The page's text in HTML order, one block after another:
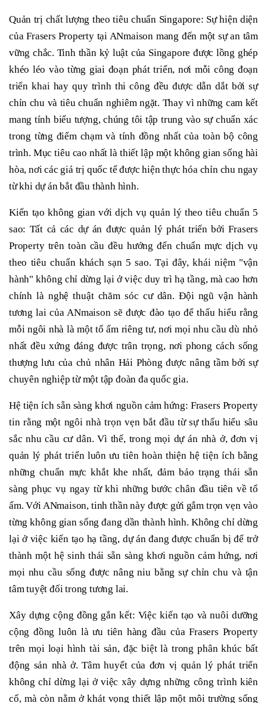
Quản trị chất lượng theo tiêu chuẩn Singapore: Sự hiện diện
của Frasers Property tại ANmaison mang đến một sự an tâm
vững chắc. Tinh thần kỷ luật của Singapore được lồng ghép
khéo léo vào từng giai đoạn phát triển, nơi mỗi công đoạn
triển khai hay quy trình thi công đều được dẫn dắt bởi sự
chỉn chu và tiêu chuẩn nghiêm ngặt. Thay vì những cam kết
mang tính biểu tượng, chúng tôi tập trung vào sự chuẩn xác
trong từng điểm chạm và tính đồng nhất của toàn bộ công
trình. Mục tiêu cao nhất là thiết lập một không gian sống hài
hòa, nơi các giá trị quốc tế được hiện thực hóa chỉn chu ngay
từ khi dự án bắt đầu thành hình.
Kiến tạo không gian với dịch vụ quản lý theo tiêu chuẩn 5
sao: Tất cả các dự án được quản lý phát triển bởi Frasers
Property trên toàn cầu đều hướng đến chuẩn mực dịch vụ
theo tiêu chuẩn khách sạn 5 sao. Tại đây, khái niệm "vận
hành" không chỉ dừng lại ở việc duy trì hạ tầng, mà cao hơn
chính là nghệ thuật chăm sóc cư dân. Đội ngũ vận hành
tương lai của ANmaison sẽ được đào tạo để thấu hiểu rằng
mỗi ngôi nhà là một tổ ấm riêng tư, nơi mọi nhu cầu dù nhỏ
nhất đều xứng đáng được trân trọng, nơi phong cách sống
thượng lưu của chủ nhân Hải Phòng được nâng tầm bởi sự
chuyên nghiệp từ một tập đoàn đa quốc gia.
Hệ tiện ích sẵn sàng khơi nguồn cảm hứng: Frasers Property
tin rằng một ngôi nhà trọn vẹn bắt đầu từ sự thấu hiểu sâu
sắc nhu cầu cư dân. Vì thế, trong mọi dự án nhà ở, đơn vị
quản lý phát triển luôn ưu tiên hoàn thiện hệ tiện ích bằng
những chuẩn mực khắt khe nhất, đảm bảo trạng thái sẵn
sàng phục vụ ngay từ khi những bước chân đầu tiên về tổ
ấm. Với ANmaison, tinh thần này được gửi gắm trọn vẹn vào
từng không gian sống đang dần thành hình. Không chỉ dừng
lại ở việc kiến tạo hạ tầng, dự án đang được chuẩn bị để trở
thành một hệ sinh thái sẵn sàng khơi nguồn cảm hứng, nơi
mọi nhu cầu sống được nâng niu bằng sự chỉn chu và tận
tâm tuyệt đối trong tương lai.
Xây dựng cộng đồng gắn kết: Việc kiến tạo và nuôi dưỡng
cộng đồng luôn là ưu tiên hàng đầu của Frasers Property
trên mọi loại hình tài sản, đặc biệt là trong phân khúc bất
động sản nhà ở. Tâm huyết của đơn vị quản lý phát triển
không chỉ dừng lại ở việc xây dựng những công trình kiên
cố, mà còn nằm ở khát vọng thiết lập một môi trường sống